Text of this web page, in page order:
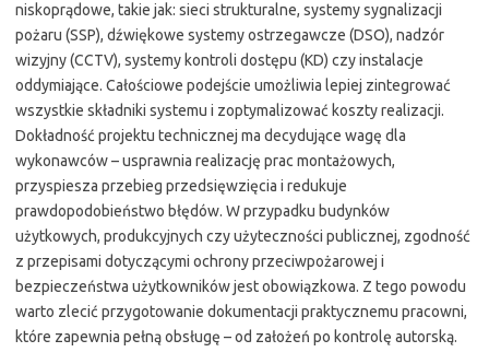
niskoprądowe, takie jak: sieci strukturalne, systemy sygnalizacji
pożaru (SSP), dźwiękowe systemy ostrzegawcze (DSO), nadzór
wizyjny (CCTV), systemy kontroli dostępu (KD) czy instalacje
oddymiające. Całościowe podejście umożliwia lepiej zintegrować
wszystkie składniki systemu i zoptymalizować koszty realizacji.
Dokładność projektu technicznej ma decydujące wagę dla
wykonawców – usprawnia realizację prac montażowych,
przyspiesza przebieg przedsięwzięcia i redukuje
prawdopodobieństwo błędów. W przypadku budynków
użytkowych, produkcyjnych czy użyteczności publicznej, zgodność
z przepisami dotyczącymi ochrony przeciwpożarowej i
bezpieczeństwa użytkowników jest obowiązkowa. Z tego powodu
warto zlecić przygotowanie dokumentacji praktycznemu pracowni,
które zapewnia pełną obsługę – od założeń po kontrolę autorską.